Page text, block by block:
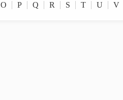
O P Q R S T U V